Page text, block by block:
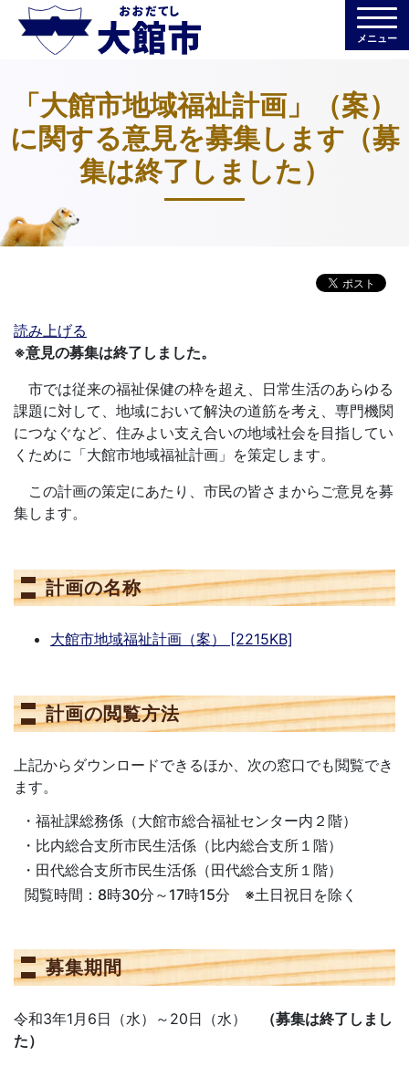
メニュー
「大館市地域福祉計画」（案）
に関する意見を募集します（募
集は終了しました）
読み上げる
※意見の募集は終了しました。
市では従来の福祉保健の枠を超え、日常生活のあらゆる
課題に対して、地域において解決の道筋を考え、専門機関
につなぐなど、住みよい支え合いの地域社会を目指してい
くために「大館市地域福祉計画」を策定します。
この計画の策定にあたり、市民の皆さまからご意見を募
集します。
計画の名称
大館市地域福祉計画（案） [2215KB]
計画の閲覧方法
上記からダウンロードできるほか、次の窓口でも閲覧でき
ます。
・福祉課総務係（大館市総合福祉センター内２階）
・比内総合支所市民生活係（比内総合支所１階）
・田代総合支所市民生活係（田代総合支所１階）
閲覧時間：8時30分～17時15分 ※土日祝日を除く
募集期間
令和3年1月6日（水）～20日（水）
（募集は終了しまし
た）